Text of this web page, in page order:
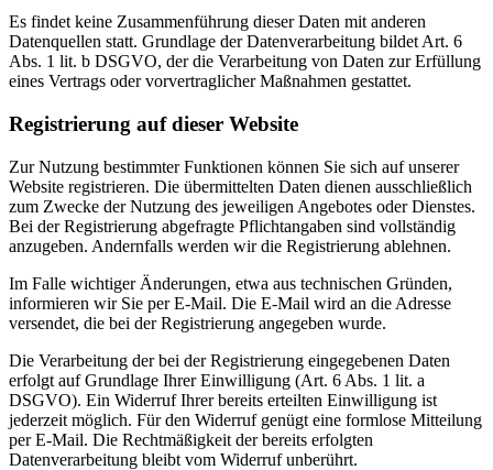
Es findet keine Zusammenführung dieser Daten mit anderen
Datenquellen statt. Grundlage der Datenverarbeitung bildet Art. 6
Abs. 1 lit. b DSGVO, der die Verarbeitung von Daten zur Erfüllung
eines Vertrags oder vorvertraglicher Maßnahmen gestattet.
Registrierung auf dieser Website
Zur Nutzung bestimmter Funktionen können Sie sich auf unserer
Website registrieren. Die übermittelten Daten dienen ausschließlich
zum Zwecke der Nutzung des jeweiligen Angebotes oder Dienstes.
Bei der Registrierung abgefragte Pflichtangaben sind vollständig
anzugeben. Andernfalls werden wir die Registrierung ablehnen.
Im Falle wichtiger Änderungen, etwa aus technischen Gründen,
informieren wir Sie per E-Mail. Die E-Mail wird an die Adresse
versendet, die bei der Registrierung angegeben wurde.
Die Verarbeitung der bei der Registrierung eingegebenen Daten
erfolgt auf Grundlage Ihrer Einwilligung (Art. 6 Abs. 1 lit. a
DSGVO). Ein Widerruf Ihrer bereits erteilten Einwilligung ist
jederzeit möglich. Für den Widerruf genügt eine formlose Mitteilung
per E-Mail. Die Rechtmäßigkeit der bereits erfolgten
Datenverarbeitung bleibt vom Widerruf unberührt.